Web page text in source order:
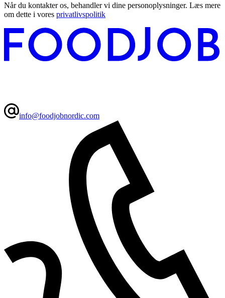
Når du kontakter os, behandler vi dine personoplysninger. Læs mere
om dette i vores privatlivspolitik
info@foodjobnordic.com